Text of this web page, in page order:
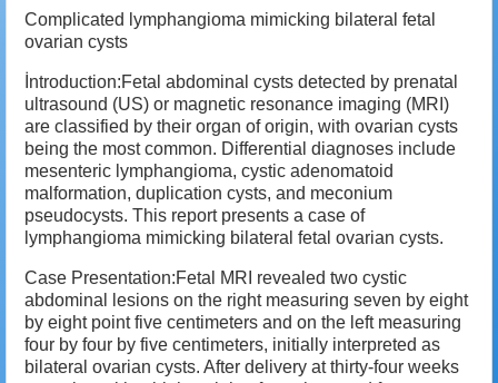
Complicated lymphangioma mimicking bilateral fetal
ovarian cysts
İntroduction:Fetal abdominal cysts detected by prenatal
ultrasound (US) or magnetic resonance imaging (MRI)
are classified by their organ of origin, with ovarian cysts
being the most common. Differential diagnoses include
mesenteric lymphangioma, cystic adenomatoid
malformation, duplication cysts, and meconium
pseudocysts. This report presents a case of
lymphangioma mimicking bilateral fetal ovarian cysts.
Case Presentation:Fetal MRI revealed two cystic
abdominal lesions on the right measuring seven by eight
by eight point five centimeters and on the left measuring
four by four by five centimeters, initially interpreted as
bilateral ovarian cysts. After delivery at thirty-four weeks